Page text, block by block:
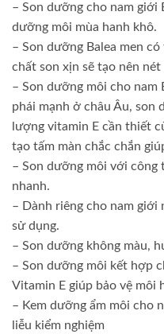
– Son dưỡng cho nam giới
dưỡng môi mùa hanh khô.
– Son dưỡng Balea men
chất son xịn sẽ tạo nên
– Son dưỡng môi cho nam
phái mạnh ở châu Âu, son
lượng vitamin E cần thiết
tạo tấm màn chắc chắn
– Son dưỡng môi với công
nhanh.
– Dành riêng cho nam giới
sử dụng.
– Son dưỡng không màu,
– Son dưỡng môi kết hợp
Vitamin E giúp bảo vệ môi
– Kem dưỡng ẩm môi cho
liễu kiểm nghiệm